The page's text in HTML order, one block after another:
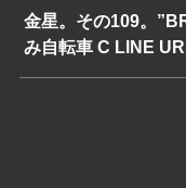
金星。その109。
み自転車 C LINE